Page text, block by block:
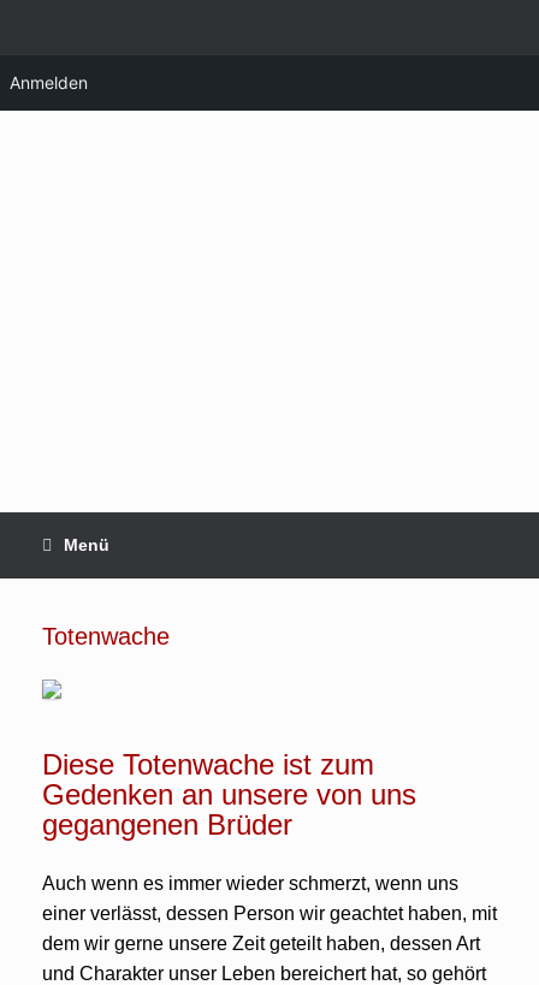
Menü
Totenwache
Diese Totenwache ist zum
Gedenken an unsere von uns
gegangenen Brüder
Auch wenn es immer wieder schmerzt, wenn uns
einer verlässt, dessen Person wir geachtet haben, mit
dem wir gerne unsere Zeit geteilt haben, dessen Art
und Charakter unser Leben bereichert hat, so gehört
Anmelden